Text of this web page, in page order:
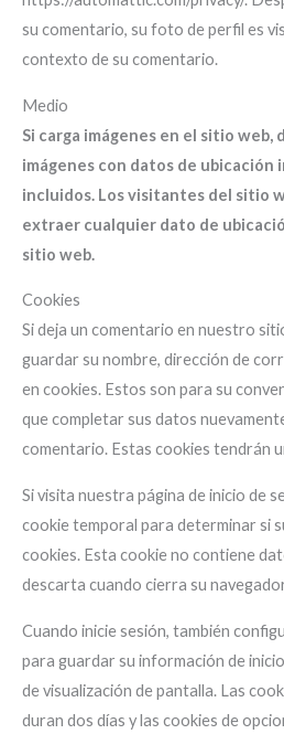
su comentario, su foto de perfil es
contexto de su comentario.
Medio
Si carga imágenes en el sitio web,
imágenes con datos de ubicación
incluidos. Los visitantes del sitio
extraer cualquier dato de
sitio web.
Cookies
Si deja un comentario en nuestro
guardar su nombre, dirección de
en cookies. Estos son para su
que completar sus datos
comentario. Estas cookies tendrán
Si visita nuestra página de inicio de
cookie temporal para determinar si
cookies. Esta cookie no contiene
descarta cuando cierra su
Cuando inicie sesión, también
para guardar su información de
de visualización de pantalla. Las
duran dos días y las cookies de